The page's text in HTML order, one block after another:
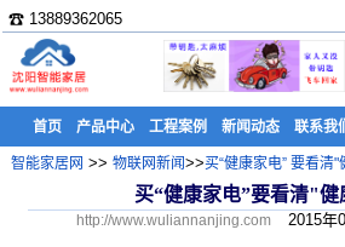
☎ 13889362065
首页 产品中心 工程案例 新闻动态 联系我
智能家居网 >> 物联网新闻>>买“健康家电” 要看清"
买“健康家电”要看清"健
http://www.wuliannanjing.com 2015年